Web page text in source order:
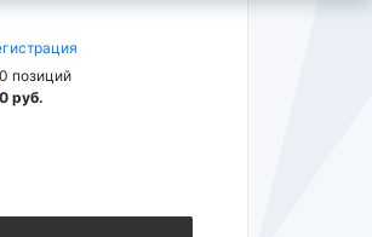
0 позиций
0 руб.